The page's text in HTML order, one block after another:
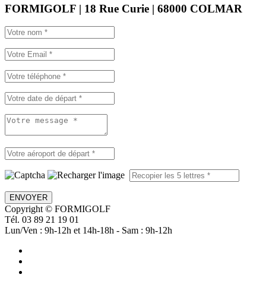
FORMIGOLF | 18 Rue Curie | 68000 COLMAR
ENVOYER
Copyright © FORMIGOLF
Tél. 03 89 21 19 01
Lun/Ven : 9h-12h et 14h-18h - Sam : 9h-12h